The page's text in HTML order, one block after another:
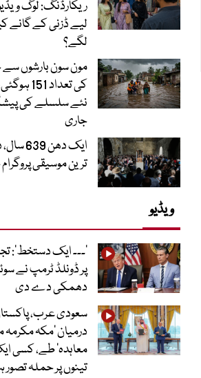
ریکارڈنگ: لوگ
لیے ڈزنی کے گانے
لگے؟
مون سون بارشوں سے
نئے سلسلے کی
جاری
ایک دھن
ترین موسیقی
ویڈیو
’۔۔۔ ایک دستخط‘:
پر ڈونلڈ ٹرمپ نے
دھمکی دے دی
سعودی عرب،
درمیان ’مکہ
معاہدہ‘ طے، کسی
تینوں پر حملہ تصور